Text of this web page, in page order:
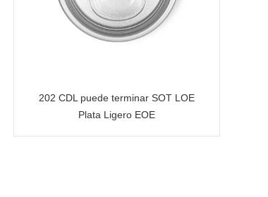
202 CDL puede terminar SOT LOE
Plata Ligero EOE